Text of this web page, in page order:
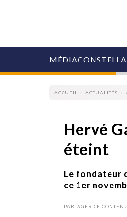
MÉDIA
AGENCES
RETAIL
MÉDIAS
ACCUEIL ACTUALITÉS
Hervé
éteint
Le fondateur
ce 1er
PARTAGER CE